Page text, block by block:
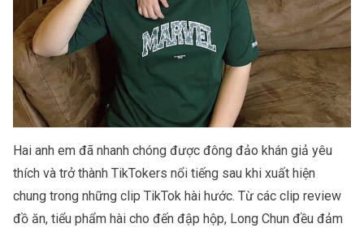
Hai anh em đã nhanh chóng được đông đảo khán giả yêu
thích và trở thành TikTokers nổi tiếng sau khi xuất hiện
chung trong những clip TikTok hài hước. Từ các clip review
đồ ăn, tiểu phẩm hài cho đến đập hộp, Long Chun đều đảm